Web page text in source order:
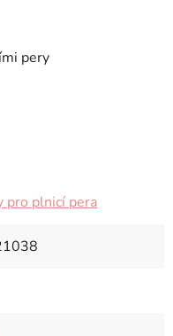
pery
pro plnicí pera